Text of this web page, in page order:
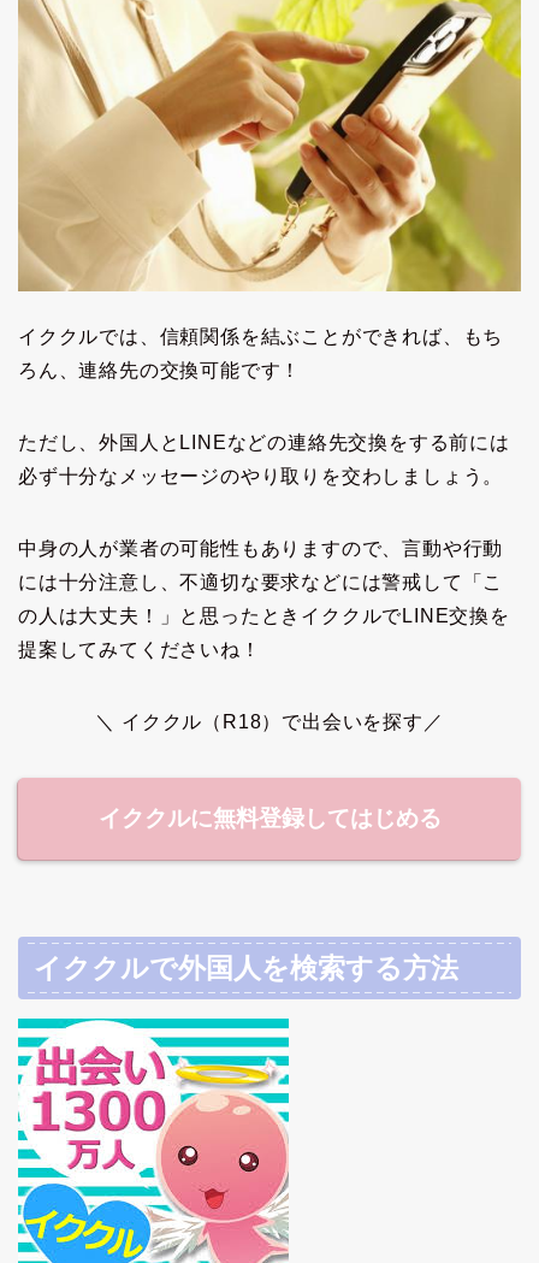
イククルでは、信頼関係を結ぶことができれば、もち
ろん、連絡先の交換可能です！
ただし、外国人とLINEなどの連絡先交換をする前には
必ず十分なメッセージのやり取りを交わしましょう。
中身の人が業者の可能性もありますので、言動や行動
には十分注意し、不適切な要求などには警戒して「こ
の人は大丈夫！」と思ったときイククルでLINE交換を
提案してみてくださいね！
＼ イククル（R18）で出会いを探す／
イククルに無料登録してはじめる
イククルで外国人を検索する方法